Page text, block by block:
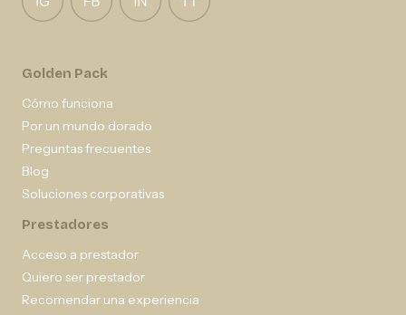
Golden Pack
Cómo funciona
Por un mundo dorado
Preguntas frecuentes
Blog
Soluciones corporativas
Prestadores
Acceso a prestador
Quiero ser prestador
Recomendar una experiencia